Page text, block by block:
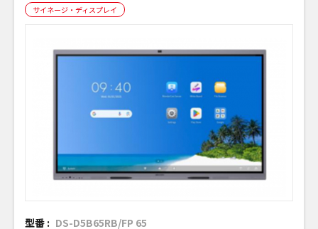
サイネージ・ディスプレイ
型番 : DS-D5B65RB/FP 65